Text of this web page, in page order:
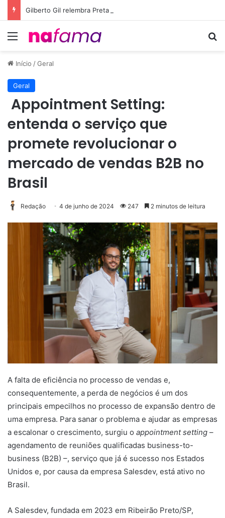
Menu
Início /Geral
Geral
Appointment Setting:
entenda o serviço que
promete revolucionar o
mercado de vendas B2B no
Brasil
Redação 4 de junho de 2024 247 2 minutos de leitura
A falta de eficiência no processo de vendas e,
consequentemente, a perda de negócios é um dos
principais empecilhos no processo de expansão dentro de
uma empresa. Para sanar o problema e ajudar as empresas
a escalonar o crescimento, surgiu o appointment setting –
agendamento de reuniões qualificadas business-to-
business (B2B) –, serviço que já é sucesso nos Estados
Unidos e, por causa da empresa Salesdev, está ativo no
Brasil.
A Salesdev, fundada em 2023 em Ribeirão Preto/SP,